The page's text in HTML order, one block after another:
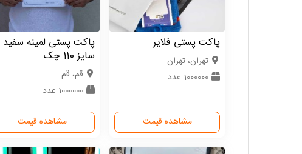
پاکت پستی فلایر
تهران، تهران
1000000 عدد
مشاهده قیمت
پاکت پستی لمینه سفید
سایز 110 چک
قم، قم
1000000 عدد
مشاهده قیمت